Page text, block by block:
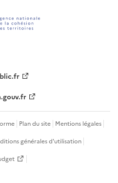
Plan du site Mentions légales
générales d'utilisation